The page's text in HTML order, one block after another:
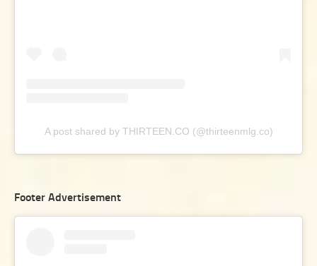
A post shared by THIRTEEN.CO (@thirteenmlg.co)
Footer Advertisement